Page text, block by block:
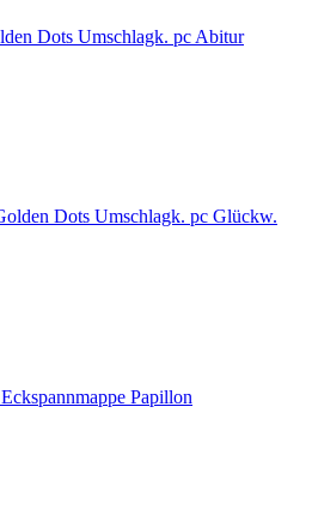
Umschlagk. pc Abitur
Umschlagk. pc Glückw.
Eckspannmappe Papillon